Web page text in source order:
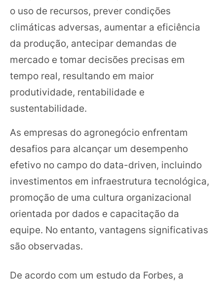
o uso de recursos, prever condições
climáticas adversas, aumentar a eficiência
da produção, antecipar demandas de
mercado e tomar decisões precisas em
tempo real, resultando em maior
produtividade, rentabilidade e
sustentabilidade.
As empresas do agronegócio enfrentam
desafios para alcançar um desempenho
efetivo no campo do data-driven, incluindo
investimentos em infraestrutura tecnológica,
promoção de uma cultura organizacional
orientada por dados e capacitação da
equipe. No entanto, vantagens significativas
são observadas.
De acordo com um estudo da Forbes, a